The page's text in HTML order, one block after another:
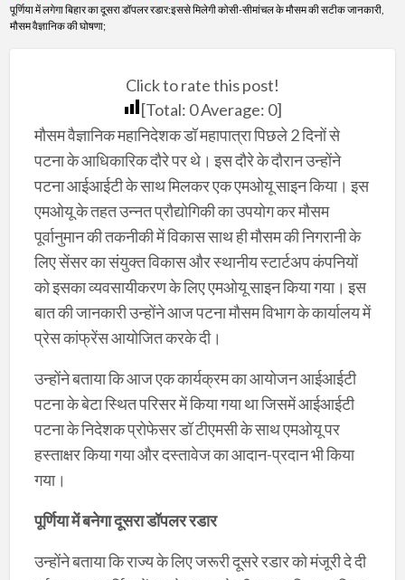
पूर्णिया में लगेगा बिहार का दूसरा डॉपलर रडार:इससे मिलेगी कोसी-सीमांचल के मौसम की सटीक जानकारी,
मौसम वैज्ञानिक की घोषणा;
Click to rate this post!
[Total: 0Average: 0]
मौसम वैज्ञानिक महानिदेशक डॉ महापात्रा पिछले 2 दिनों से
पटना के आधिकारिक दौरे पर थे। इस दौरे के दौरान उन्होंने
पटना आईआईटी के साथ मिलकर एक एमओयू साइन किया। इस
एमओयू के तहत उन्नत प्रौद्योगिकी का उपयोग कर मौसम
पूर्वानुमान की तकनीकी में विकास साथ ही मौसम की निगरानी के
लिए सेंसर का संयुक्त विकास और स्थानीय स्टार्टअप कंपनियों
को इसका व्यवसायीकरण के लिए एमओयू साइन किया गया। इस
बात की जानकारी उन्होंने आज पटना मौसम विभाग के कार्यालय में
प्रेस कांफ्रेंस आयोजित करके दी।
उन्होंने बताया कि आज एक कार्यक्रम का आयोजन आईआईटी
पटना के बेटा स्थित परिसर में किया गया था जिसमें आईआईटी
पटना के निदेशक प्रोफेसर डॉ टीएमसी के साथ एमओयू पर
हस्ताक्षर किया गया और दस्तावेज का आदान-प्रदान भी किया
गया।
पूर्णिया में बनेगा दूसरा डॉपलर रडार
उन्होंने बताया कि राज्य के लिए जरूरी दूसरे रडार को मंजूरी दे दी